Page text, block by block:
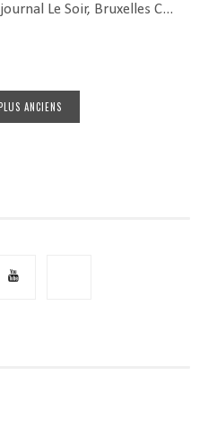
Le Soir, Bruxelles C...
ANCIENS